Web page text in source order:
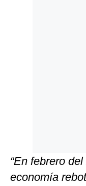
“En febrero
economía